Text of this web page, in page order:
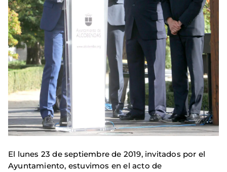
El lunes 23 de septiembre de 2019, invitados por el
Ayuntamiento, estuvimos en el acto de